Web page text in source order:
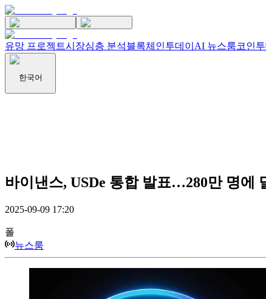
유망 프로젝트시장심층 분석블록체인투데이 AI 뉴스룸코인
한국어
바이낸스, USDe 통합 발표…280만 명에
2025-09-09 17:20
폴
뉴스룸